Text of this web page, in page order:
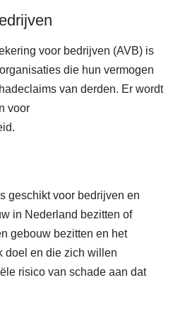
voor bedrijven (AVB) is
die hun vermogen
van derden. Er wordt
voor
geschikt voor bedrijven en
in Nederland bezitten of
gebouw bezitten en het
doel en die zich willen
risico van schade aan dat